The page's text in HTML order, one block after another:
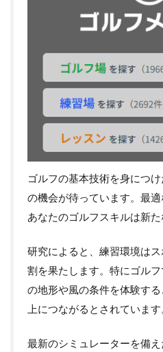
ゴルフの基本技術を身につ
の機会が待っています。最適
あなたのゴルフスキルは新た
研究によると、練習環境は
割を果たします。特にゴル
の地形や風の条件を体験す
上につながるとされています
最新のシミュレーターを備